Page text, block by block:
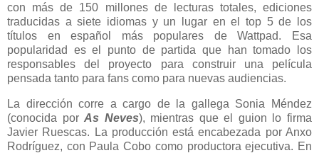
con más de 150 millones de lecturas totales, ediciones
traducidas a siete idiomas y un lugar en el top 5 de los
títulos en español más populares de Wattpad. Esa
popularidad es el punto de partida que han tomado los
responsables del proyecto para construir una película
pensada tanto para fans como para nuevas audiencias.
La dirección corre a cargo de la gallega Sonia Méndez
(conocida porAs Neves), mientras que el guion lo firma
Javier Ruescas. La producción está encabezada por Anxo
Rodríguez, con Paula Cobo como productora ejecutiva. En